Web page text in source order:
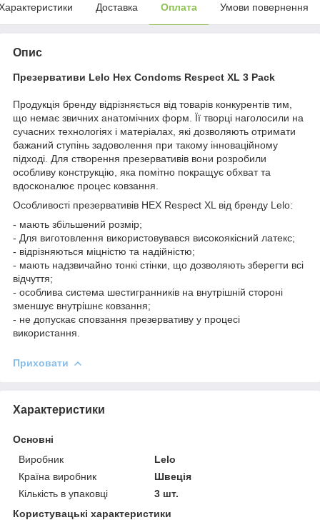
Доставка Оплата Умови повернення
Опис
Презервативи Lelo Hex Condoms Respect XL 3 Pack
Продукція бренду відрізняється від товарів конкурентів тим,
що немає звичних анатомічних форм. Її творці наголосили на
сучасних технологіях і матеріалах, які дозволяють отримати
бажаний ступінь задоволення при такому інноваційному
підході. Для створення презервативів вони розробили
особливу конструкцію, яка помітно покращує обхват та
вдосконалює процес ковзання.
Особливості презервативів HEX Respect XL від бренду Lelo:
- мають збільшений розмір;
- Для виготовлення використовувався високоякісний латекс;
- відрізняються міцністю та надійністю;
- мають надзвичайно тонкі стінки, що дозволяють зберегти всі
відчуття;
- особлива система шестигранників на внутрішній стороні
зменшує внутрішнє ковзання;
- не допускає сповзання презервативу у процесі
використання.
Приховати
Характеристики
Основні
Виробник
Lelo
Країна виробник
Швеція
Кількість в упаковці
3 шт.
Користувацькi характеристики